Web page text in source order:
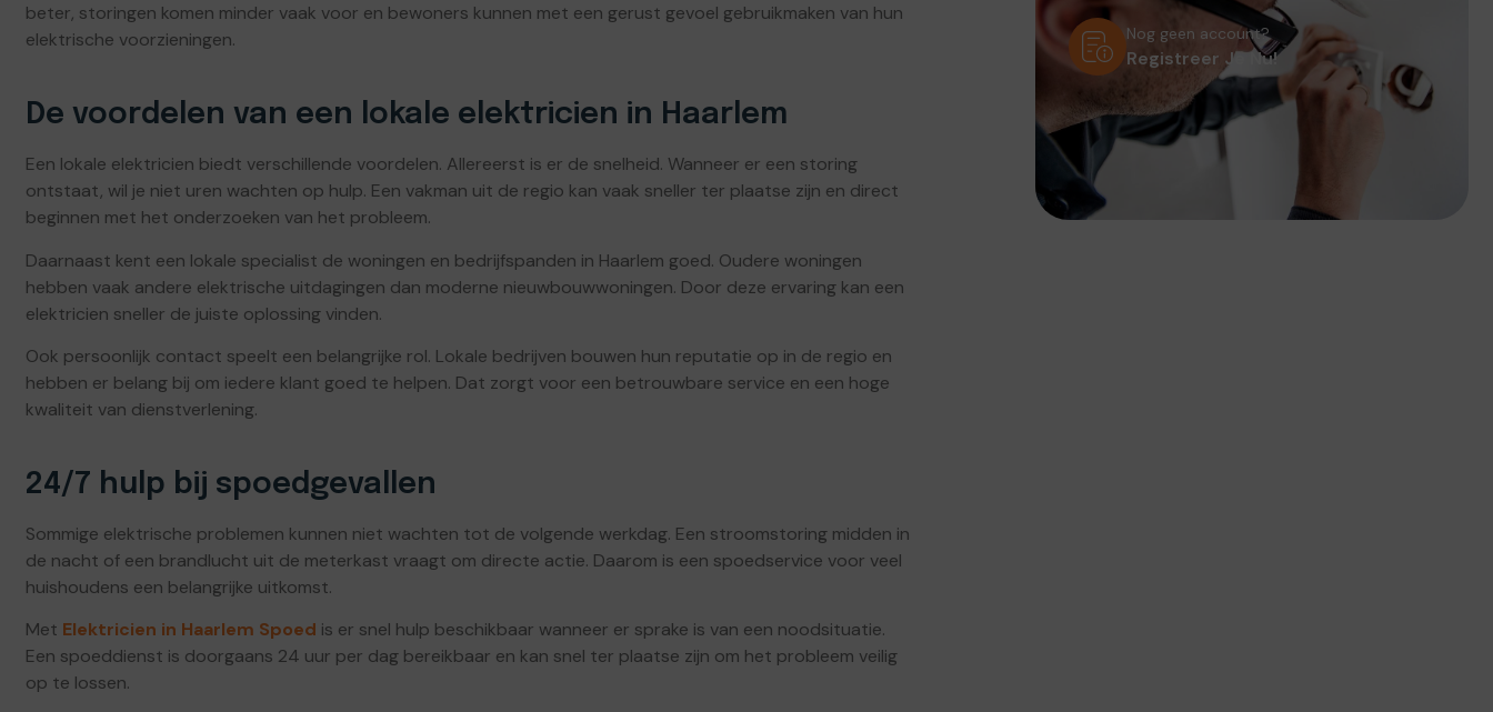
beter, storingen komen minder vaak voor en bewoners kunnen met een gerust gevoel gebruikmaken van hun
elektrische voorzieningen.
De voordelen van een lokale elektricien in Haarlem
Een lokale elektricien biedt verschillende voordelen. Allereerst is er de snelheid. Wanneer er een storing
ontstaat, wil je niet uren wachten op hulp. Een vakman uit de regio kan vaak sneller ter plaatse zijn en direct
beginnen met het onderzoeken van het probleem.
Daarnaast kent een lokale specialist de woningen en bedrijfspanden in Haarlem goed. Oudere woningen
hebben vaak andere elektrische uitdagingen dan moderne nieuwbouwwoningen. Door deze ervaring kan een
elektricien sneller de juiste oplossing vinden.
Ook persoonlijk contact speelt een belangrijke rol. Lokale bedrijven bouwen hun reputatie op in de regio en
hebben er belang bij om iedere klant goed te helpen. Dat zorgt voor een betrouwbare service en een hoge
kwaliteit van dienstverlening.
24/7 hulp bij spoedgevallen
Sommige elektrische problemen kunnen niet wachten tot de volgende werkdag. Een stroomstoring midden in
de nacht of een brandlucht uit de meterkast vraagt om directe actie. Daarom is een spoedservice voor veel
huishoudens een belangrijke uitkomst.
Met Elektricien in Haarlem Spoed is er snel hulp beschikbaar wanneer er sprake is van een noodsituatie.
Een spoeddienst is doorgaans 24 uur per dag bereikbaar en kan snel ter plaatse zijn om het probleem veilig
op te lossen.
Nog geen account?
Registreer Je Nu!